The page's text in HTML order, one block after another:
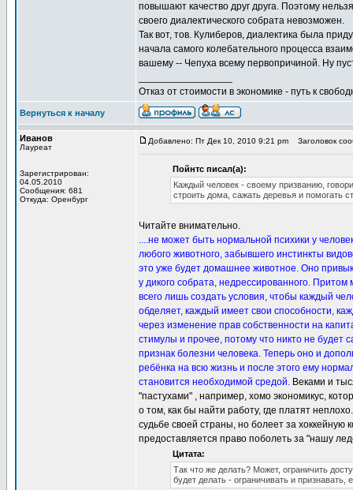
повышают качество друг друга. Поэтому
своего диалектического собрата невозможен.
Так вот, тов. Кулиберов, диалектика была
начала самого колебательного процесса
вашему -- Чепуха всему первопричиной. Ну
Отказ от стоимости в экономике - путь к
Вернуться к началу
Иванов
Лауреат
Зарегистрирован:
04.05.2010
Сообщения: 681
Откуда: Оренбург
Добавлено: Пт Дек 10, 2010 9:21 pm Заголовок
Пойнтс писал(а):
Каждый человек - своему призванию,
строить дома, сажать деревья и помогать
Читайте внимательно.
....не может быть нормальной психики у
любого животного, забывшего инстинкты
это уже будет домашнее животное. Оно
у дикого собрата, недрессированного.
всего лишь создать условия, чтобы каждый
обделяет, каждый имеет свои способности,
через изменение прав собственности на
стимулы и прочее, потому что никто не будет
признак болезни человека. Теперь оно и
ребёнка на всю жизнь и после этого ему
становится необходимой средой. Веками и
"пастухами" , например, хомо экономикус,
о том, как бы найти работу, где платят
судьбе своей страны, но болеет за хоккейную
предоставляется право поболеть за "нашу
Цитата:
Так что же делать? Может, ограничить
будет делать - ограничивать и признавать,